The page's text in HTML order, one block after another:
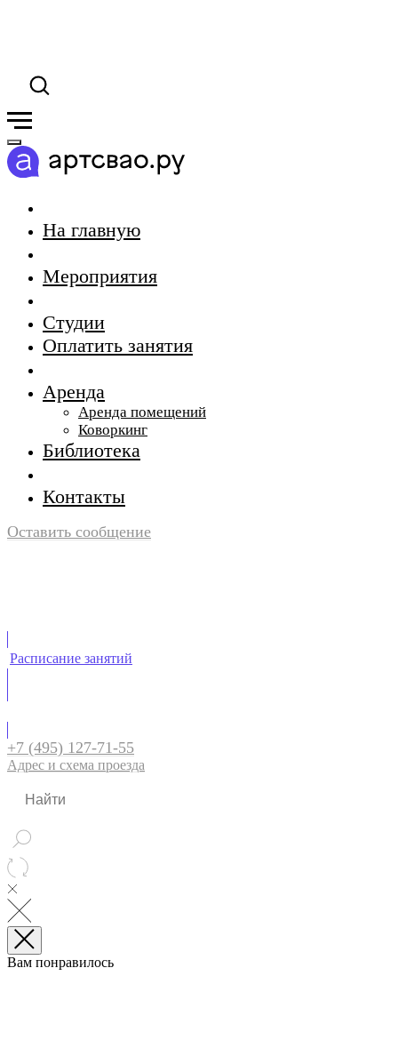
На главную
Мероприятия
Студии
Оплатить занятия
Аренда
Аренда помещений
Коворкинг
Библиотека
Контакты
Оставить сообщение
Расписание занятий
+7 (495) 127-71-55
Адрес и схема проезда
Вам понравилось